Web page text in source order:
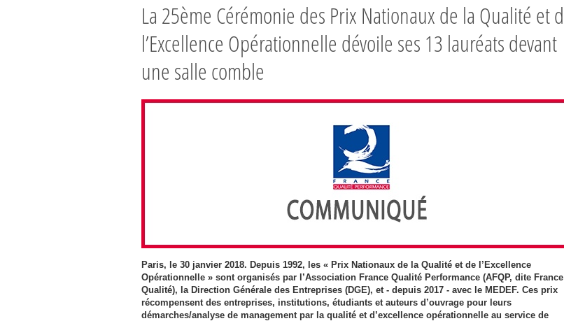
La 25ème Cérémonie des Prix Nationaux de la Qualité et de
l’Excellence Opérationnelle dévoile ses 13 lauréats devant
une salle comble
Paris, le 30 janvier 2018. Depuis 1992, les « Prix Nationaux de la Qualité et de l’Excellence
Opérationnelle » sont organisés par l’Association France Qualité Performance (AFQP, dite France
Qualité), la Direction Générale des Entreprises (DGE), et - depuis 2017 - avec le MEDEF. Ces prix
récompensent des entreprises, institutions, étudiants et auteurs d’ouvrage pour leurs
démarches/analyse de management par la qualité et d’excellence opérationnelle au service de